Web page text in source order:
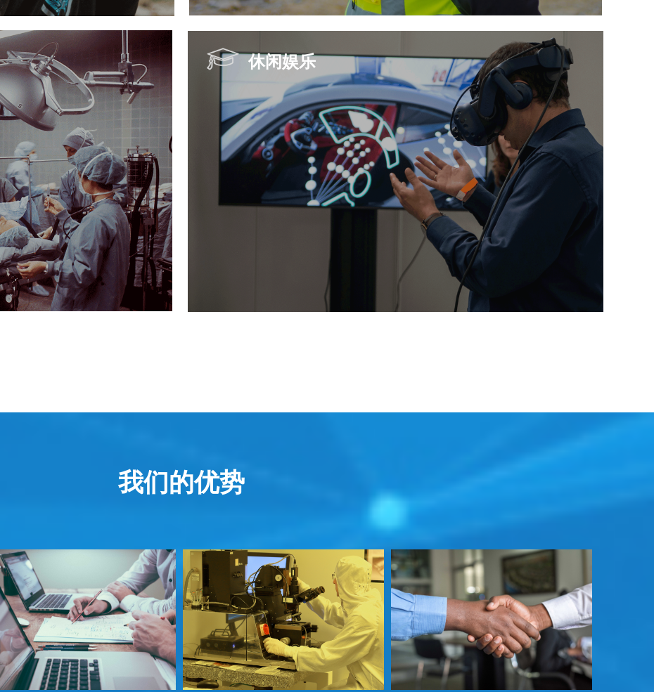
我们的优势
的实时交互与共享，提升协
智能制造
基于智能眼镜摄像头第一视角特点，解放双
手，所见即所得。
音视频双向信息传输，现场工作人员与后台
专家交流更加方便、直观，提供云平台服务
系统，保证远程协助数据安全、稳定。
休闲娱乐
互模式，带来全新的“衣食住行”体验。